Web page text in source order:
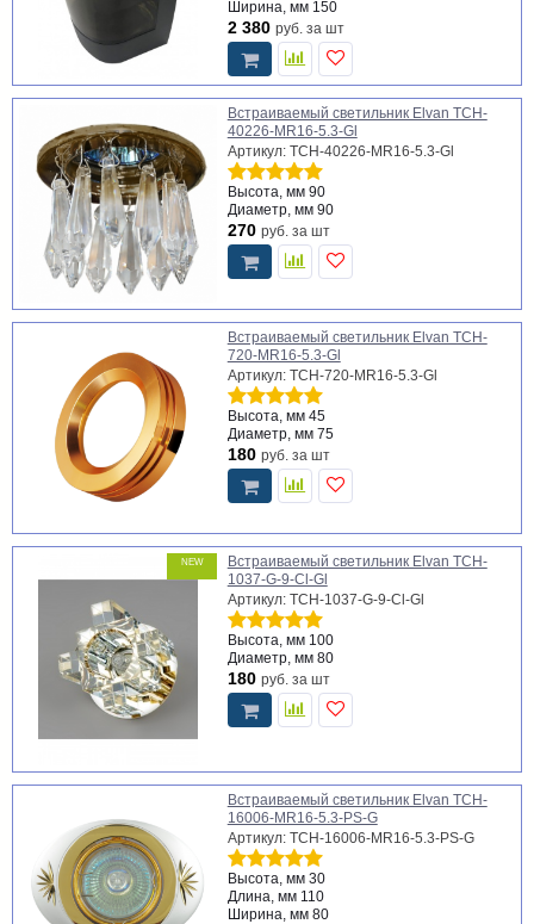
Ширина, мм 150
2 380 руб. за шт
Встраиваемый светильник Elvan TCH-
40226-MR16-5.3-Gl
Артикул: TCH-40226-MR16-5.3-Gl
Высота, мм 90
Диаметр, мм 90
270 руб. за шт
Встраиваемый светильник Elvan TCH-
720-MR16-5.3-Gl
Артикул: TCH-720-MR16-5.3-Gl
Высота, мм 45
Диаметр, мм 75
180 руб. за шт
NEW
Встраиваемый светильник Elvan TCH-
1037-G-9-Cl-Gl
Артикул: TCH-1037-G-9-Cl-Gl
Высота, мм 100
Диаметр, мм 80
180 руб. за шт
Встраиваемый светильник Elvan TCH-
16006-MR16-5.3-PS-G
Артикул: TCH-16006-MR16-5.3-PS-G
Высота, мм 30
Длина, мм 110
Ширина, мм 80